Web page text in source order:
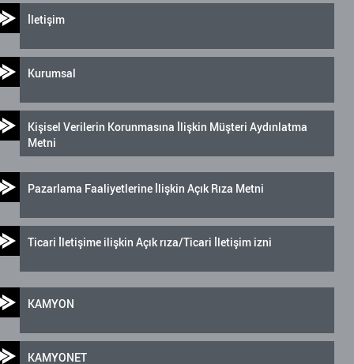
İletişim
Kurumsal
Kişisel Verilerin Korunmasına İlişkin Müşteri Aydınlatma
Metni
Pazarlama Faaliyetlerine İlişkin Açık Rıza Metni
Ticari İletişime ilişkin Açık rıza/Ticari İletişim izni
KAMYON
KAMYONET